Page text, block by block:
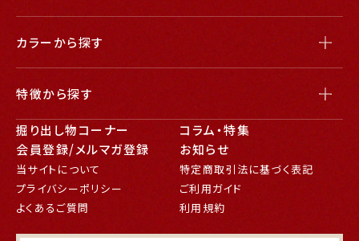
カラーから探す
特徴から探す
掘り出し物コーナー
コラム・特集
会員登録/メルマガ登録
お知らせ
当サイトについて
特定商取引法に基づく表記
プライバシーポリシー
ご利用ガイド
よくあるご質問
利用規約